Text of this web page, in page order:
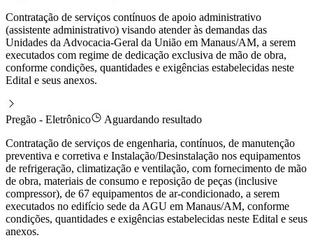
Contratação de serviços contínuos de apoio administrativo
(assistente administrativo) visando atender às demandas das
Unidades da Advocacia-Geral da União em Manaus/AM, a serem
executados com regime de dedicação exclusiva de mão de obra,
conforme condições, quantidades e exigências estabelecidas neste
Edital e seus anexos.
Pregão - Eletrônico
Aguardando resultado
Contratação de serviços de engenharia, contínuos, de manutenção
preventiva e corretiva e Instalação/Desinstalação nos equipamentos
de refrigeração, climatização e ventilação, com fornecimento de mão
de obra, materiais de consumo e reposição de peças (inclusive
compressor), de 67 equipamentos de ar-condicionado, a serem
executados no edifício sede da AGU em Manaus/AM, conforme
condições, quantidades e exigências estabelecidas neste Edital e seus
anexos.